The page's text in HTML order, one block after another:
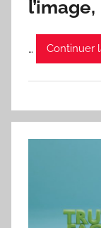
l’image,
… Continuer